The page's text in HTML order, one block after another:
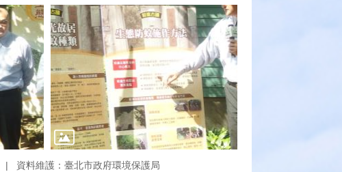
資料維護：臺北市政府環境保護局